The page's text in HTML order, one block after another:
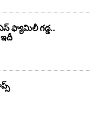
ఫ్యామిలీ గడ్డ..
ఇదీ